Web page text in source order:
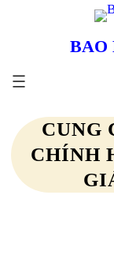
dung
BAO
CUNG
CHÍNH